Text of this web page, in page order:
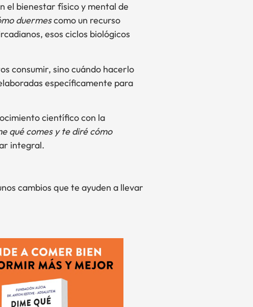
el bienestar físico y mental de
duermescomo un recurso
esos ciclos biológicos
consumir, sino cuándo hacerlo
específicamente para
científico con la
qué comes y te diré cómo
integral.
cambios que te ayuden a llevar